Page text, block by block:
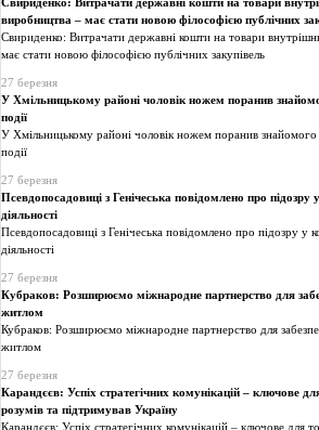
виробництва – має стати новою філософією публічних
Свириденко: Витрачати державні кошти на товари
має стати новою філософією публічних закупівель
27 березня
У Хмільницькому районі чоловік ножем поранив
події
У Хмільницькому районі чоловік ножем поранив знайомого
події
27 березня
Псевдопосадовиці з Генічеська повідомлено про підозру
діяльності
Псевдопосадовиці з Генічеська повідомлено про підозру у
діяльності
27 березня
Кубраков: Розширюємо міжнародне партнерство для
житлом
Кубраков: Розширюємо міжнародне партнерство для
житлом
27 березня
Карандєєв: Успіх стратегічних комунікацій – ключове
розумів та підтримував Україну
Карандєєв: Успіх стратегічних комунікацій – ключове для